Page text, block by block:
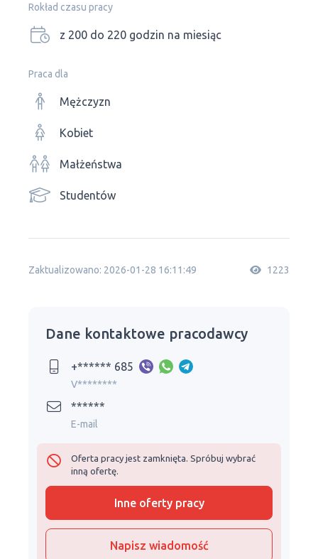
Rokład czasu pracy
z 200 do 220 godzin na miesiąc
Praca dla
Mężczyzn
Kobiet
Małżeństwa
Studentów
Zaktualizowano: 2026-01-28 16:11:49 1223
Dane kontaktowe pracodawcy
+****** 685
V********
******
E-mail
Oferta pracy jest zamknięta. Spróbuj wybrać
inną ofertę.
Inne oferty pracy
Napisz wiadomość